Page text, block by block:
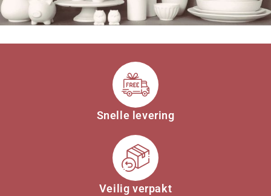
Snelle levering
Veilig verpakt